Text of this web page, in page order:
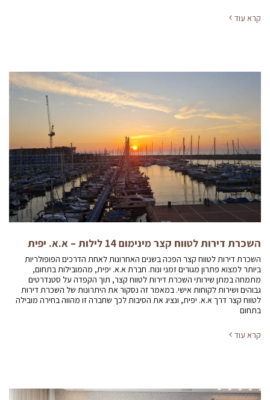
קרא עוד
השכרת דירות לטווח קצר מינימום 14 לילות – א.א. יפית
השכרת דירות לטווח קצר הפכה בשנים האחרונות לאחת הדרכים הפופולריות
ביותר למצוא פתרון מגורים זמני ונוח. חברת א.א. יפית, מהמובילות בתחום,
מתמחה במתן שירותי השכרת דירות לטווח קצר, תוך הקפדה על סטנדרטים
גבוהים ושירות לקוחות אישי. במאמר זה נסקור את היתרונות של השכרת דירות
לטווח קצר דרך א.א. יפית, ונציג את הסיבות לכך שחברה זו מהווה בחירה מובילה
בתחום
קרא עוד